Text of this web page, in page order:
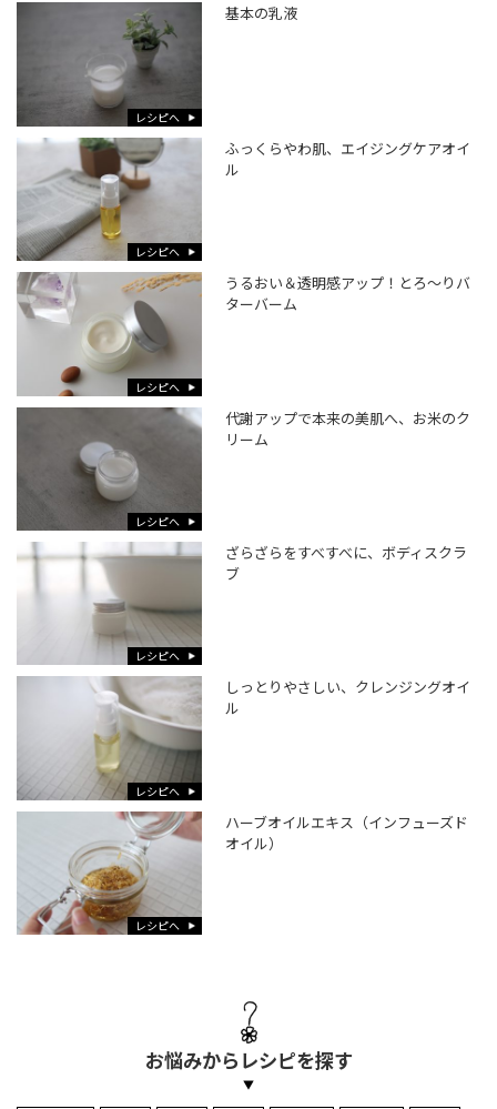
レシピへ
基本の乳液
レシピへ
ふっくらやわ肌、エイジングケアオイ
ル
レシピへ
うるおい＆透明感アップ！とろ～りバ
ターバーム
レシピへ
代謝アップで本来の美肌へ、お米のク
リーム
レシピへ
ざらざらをすべすべに、ボディスクラ
ブ
レシピへ
しっとりやさしい、クレンジングオイ
ル
レシピへ
ハーブオイルエキス（インフューズド
オイル）
お悩みからレシピを探す